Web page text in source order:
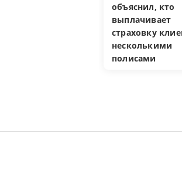
объяснил, кто
выплачивает
страховку
несколькими
полисами